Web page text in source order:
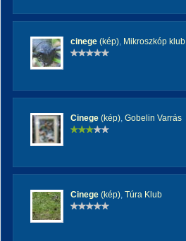
cinege (kép), Mikroszkóp klub
Cinege (kép), Gobelin Varrás
Cinege (kép), Túra Klub